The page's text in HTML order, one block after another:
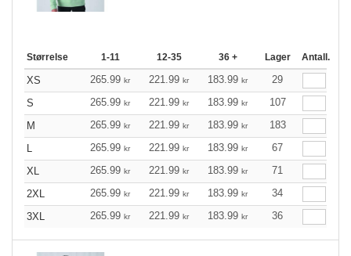
Størrelse 1-11 12-35 36 + Lager Antall.
XS 265.99 kr 221.99 kr 183.99 kr
29
S
265.99 kr 221.99 kr 183.99 kr
107
M
265.99 kr 221.99 kr 183.99 kr
183
L
265.99 kr 221.99 kr 183.99 kr
67
XL
265.99 kr 221.99 kr 183.99 kr
71
2XL
265.99 kr 221.99 kr 183.99 kr
34
3XL
265.99 kr 221.99 kr 183.99 kr 36